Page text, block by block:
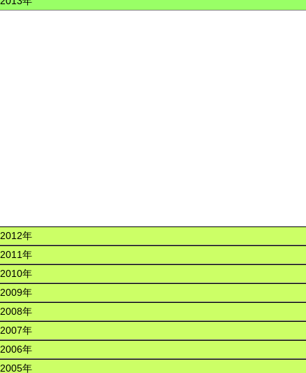
2012年
2011年
2010年
2009年
2008年
2007年
2006年
2005年